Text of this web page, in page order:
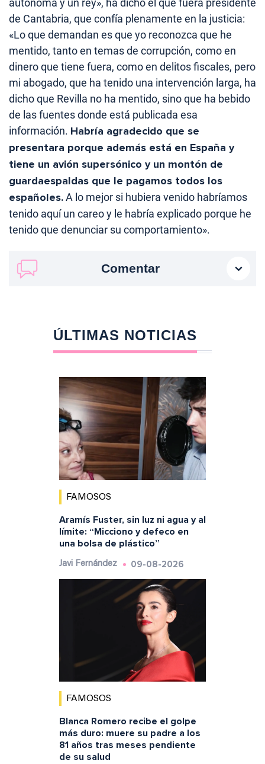
autónoma y un rey», ha dicho el que fuera presidente
de Cantabria, que confía plenamente en la justicia:
«Lo que demandan es que yo reconozca que he
mentido, tanto en temas de corrupción, como en
dinero que tiene fuera, como en delitos fiscales, pero
mi abogado, que ha tenido una intervención larga, ha
dicho que Revilla no ha mentido, sino que ha bebido
de las fuentes donde está publicada esa
información. Habría agradecido que se
presentara porque además está en España y
tiene un avión supersónico y un montón de
guardaespaldas que le pagamos todos los
españoles.A lo mejor si hubiera venido habríamos
tenido aquí un careo y le habría explicado porque he
tenido que denunciar su comportamiento».
Comentar
ÚLTIMAS NOTICIAS
FAMOSOS
Aramís Fuster, sin luz ni agua y al
límite: “Micciono y defeco en
una bolsa de plástico”
Javi Fernández 09-08-2026
FAMOSOS
Blanca Romero recibe el golpe
más duro: muere su padre a los
81 años tras meses pendiente
de su salud